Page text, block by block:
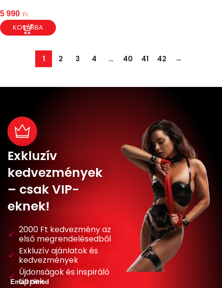
5 990 Ft
KOSÁRBA
1 2 3 4 … 40 41 42 →
Exkluzív
kedvezmények
– csak VIP-
eknek!
2000 Ft kedvezmény az
első megrendelésedből
Exkluzív ajánlatok és
kedvezmények
Újdonságok és inspiráló
tippek
Email címed